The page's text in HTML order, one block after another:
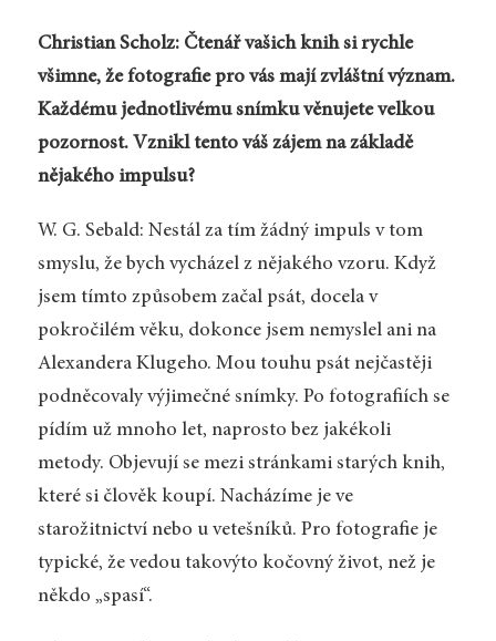
Christian Scholz: Čtenář vašich knih si rychle
všimne, že fotografie pro vás mají zvláštní význam.
Každému jednotlivému snímku věnujete velkou
pozornost. Vznikl tento váš zájem na základě
nějakého impulsu?
W. G. Sebald: Nestál za tím žádný impuls v tom
smyslu, že bych vycházel z nějakého vzoru. Když
jsem tímto způsobem začal psát, docela v
pokročilém věku, dokonce jsem nemyslel ani na
Alexandera Klugeho. Mou touhu psát nejčastěji
podněcovaly výjimečné snímky. Po fotografiích se
pídím už mnoho let, naprosto bez jakékoli
metody. Objevují se mezi stránkami starých knih,
které si člověk koupí. Nacházíme je ve
starožitnictví nebo u vetešníků. Pro fotografie je
typické, že vedou takovýto kočovný život, než je
někdo „spasí“.